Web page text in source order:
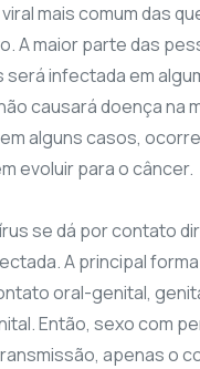
mais comum das
A maior parte das
infectada em
causará doença na
alguns casos,
evoluir para o câncer.
se dá por contato
A principal
oral-genital,
Então, sexo com
apenas o